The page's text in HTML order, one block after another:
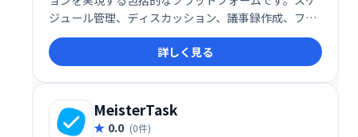
ジュール管理、ディスカッション、議事録作成、ファ
イル共有、インスタントメッセージ、タスク管理な
ど、チームワークに必要な機能を一つに集約。情報の
一元化による効率化と、スムーズなコミュニケーショ
ン促進で、生産性向上をサポートします。単一のプラ
ットフォームでチームワークを強化し、ビジネスの成
功に貢献します。
詳しく見る
MeisterTask
0.0 (0件)